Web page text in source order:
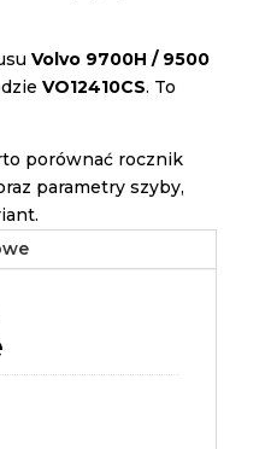
Volvo 9700H / 9500
VO12410CS. To
porównać rocznik
parametry szyby,